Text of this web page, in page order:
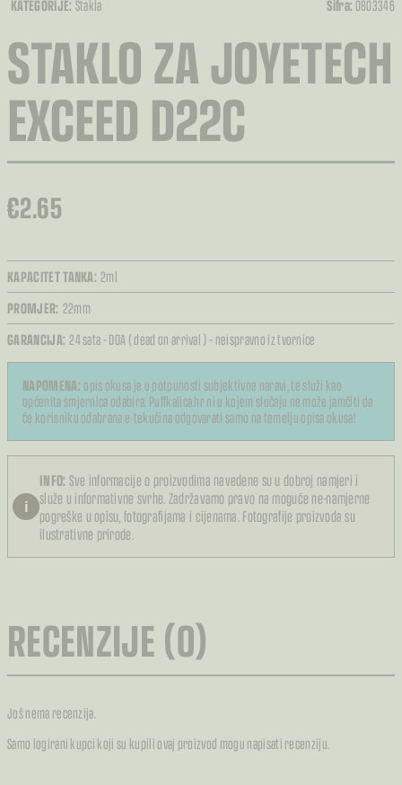
KATEGORIJE: Stakla Šifra:0803346
STAKLO ZA JOYETECH
EXCEED D22C
€2.65
KAPACITET TANKA: 2ml
PROMJER: 22mm
GARANCIJA: 24 sata – DOA ( dead on arrival ) – neispravno iz tvornice
NAPOMENA: opis okusa je u potpunosti subjektivne naravi, te služi kao
općenita smjernica odabira. Puffkalica.hr ni u kojem slučaju ne može jamčiti da
će korisniku odabrana e-tekućina odgovarati samo na temelju opisa okusa!
i
INFO: Sve informacije o proizvodima navedene su u dobroj namjeri i
služe u informativne svrhe. Zadržavamo pravo na moguće ne-namjerne
pogreške u opisu, fotografijama i cijenama. Fotografije proizvoda su
ilustrativne prirode.
RECENZIJE (0)
Još nema recenzija.
Samo logirani kupci koji su kupili ovaj proizvod mogu napisati recenziju.